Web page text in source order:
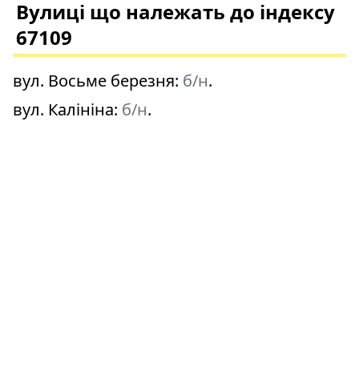
Вулиці що належать до індексу
67109
вул. Восьме березня: б/н.
вул. Калініна: б/н.